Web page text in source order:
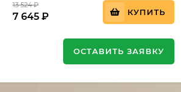
13 524₽
7 645 ₽ КУПИТЬ
ОСТАВИТЬ ЗАЯВКУ